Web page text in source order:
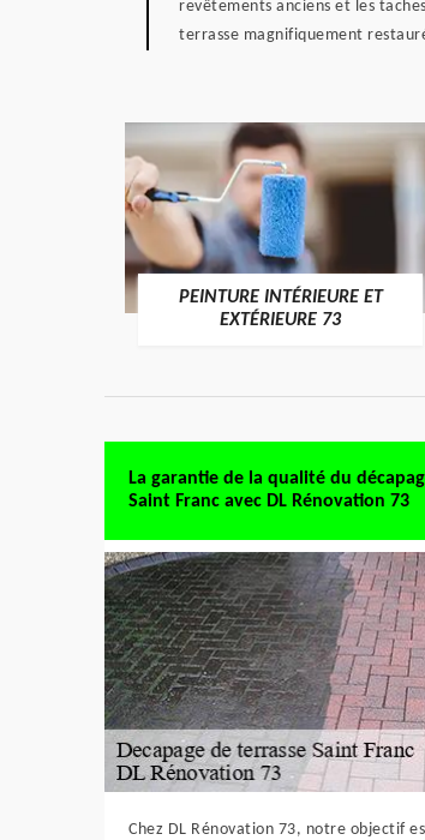
revêtements anciens et les
terrasse magnifiquement
PEINTURE INTÉRIEURE ET
EXTÉRIEURE 73
La garantie de la qualité du
Saint Franc avec DL Rénovation 73
Chez DL Rénovation 73, notre objectif